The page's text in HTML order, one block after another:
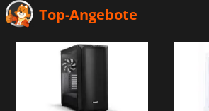
Top-Angebote